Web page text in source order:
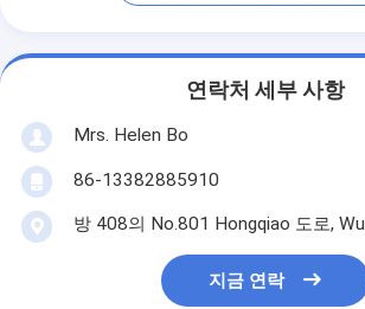
연락처 세부 사항
Mrs. Helen Bo
86-13382885910
방 408의 No.801 Hongqiao 도로,
지금 연락